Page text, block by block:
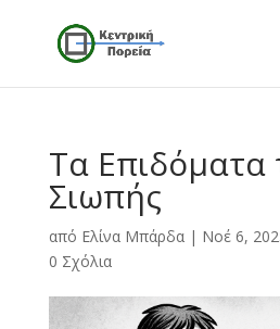
Τα Επιδόματα
Σιωπής
από Ελίνα Μπάρδα| Νοέ 6,
0 Σχόλια